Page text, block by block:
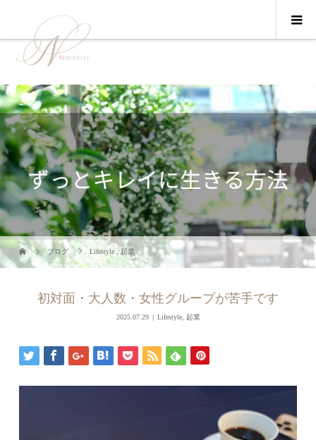
ブログ Lifestyle ,起業
初対面・大人数・女性グループが苦手です
2025.07.29 Lifestyle, 起業